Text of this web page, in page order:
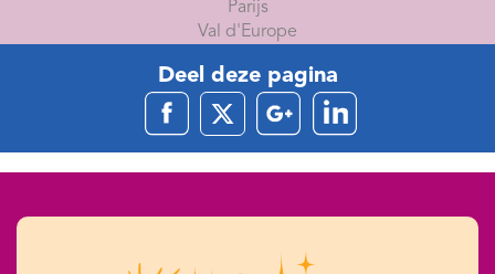
Parijs
Val d'Europe
Deel deze pagina